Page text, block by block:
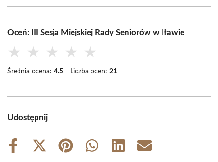
Oceń: III Sesja Miejskiej Rady Seniorów w Iławie
★ ★ ★ ★ ★
Średnia ocena: 4.5 Liczba ocen: 21
Udostępnij
Share
Share
Share
Share
Share
Share